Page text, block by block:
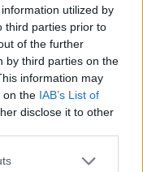
utilized by
third parties prior to
of the further
by third parties on the
information may
on the IAB’s List of
disclose it to other